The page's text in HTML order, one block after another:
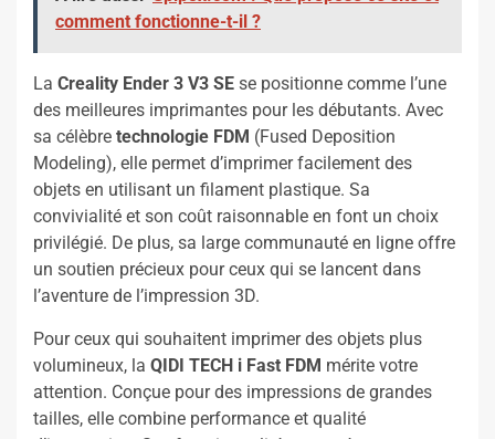
comment fonctionne-t-il ?
La Creality Ender 3 V3 SE se positionne comme l’une
des meilleures imprimantes pour les débutants. Avec
sa célèbre technologie FDM (Fused Deposition
Modeling), elle permet d’imprimer facilement des
objets en utilisant un filament plastique. Sa
convivialité et son coût raisonnable en font un choix
privilégié. De plus, sa large communauté en ligne offre
un soutien précieux pour ceux qui se lancent dans
l’aventure de l’impression 3D.
Pour ceux qui souhaitent imprimer des objets plus
volumineux, la QIDI TECH i Fast FDM mérite votre
attention. Conçue pour des impressions de grandes
tailles, elle combine performance et qualité